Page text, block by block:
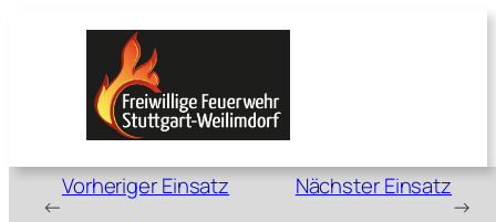
←
Vorheriger Einsatz Nächster Einsatz
→